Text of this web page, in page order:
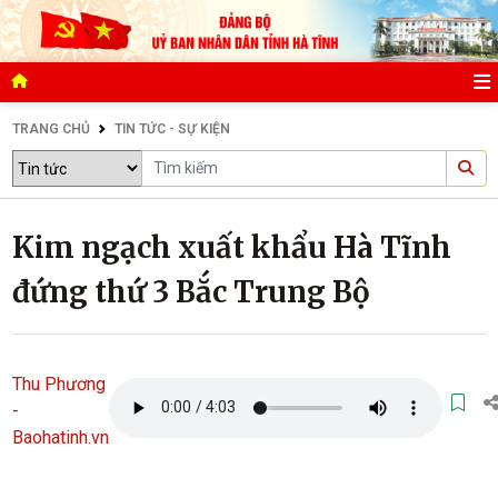
TRANG CHỦ TIN TỨC - SỰ KIỆN
Kim ngạch xuất khẩu Hà Tĩnh
đứng thứ 3 Bắc Trung Bộ
Thu Phương
-
Baohatinh.vn